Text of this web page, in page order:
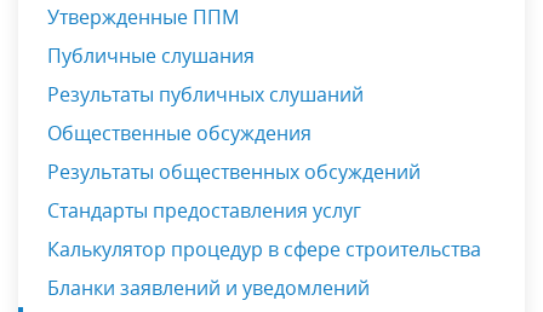
Утвержденные ППМ
Публичные слушания
Результаты публичных слушаний
Общественные обсуждения
Результаты общественных обсуждений
Стандарты предоставления услуг
Калькулятор процедур в сфере строительства
Бланки заявлений и уведомлений